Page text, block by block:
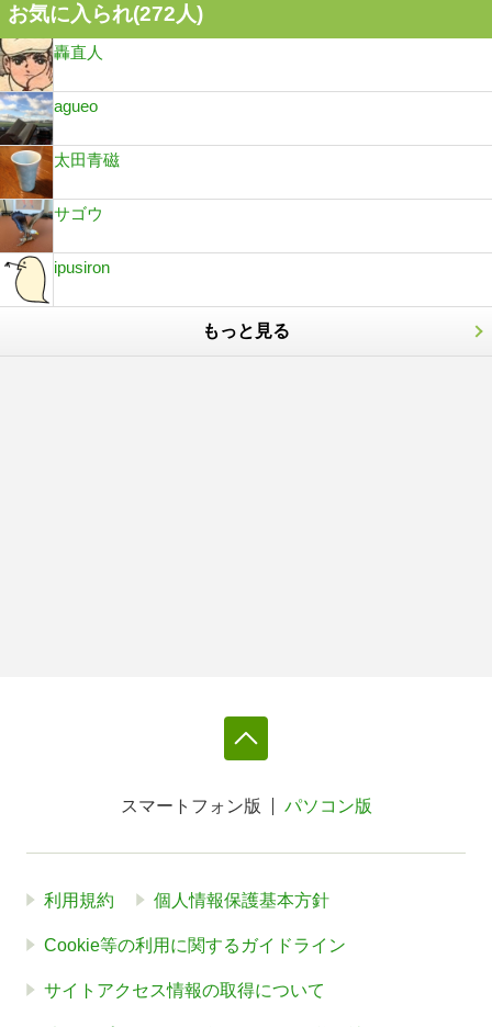
お気に入られ(272人)
轟直人
agueo
太田青磁
サゴウ
ipusiron
もっと見る
スマートフォン版 パソコン版
利用規約 個人情報保護基本方針
Cookie等の利用に関するガイドライン
サイトアクセス情報の取得について